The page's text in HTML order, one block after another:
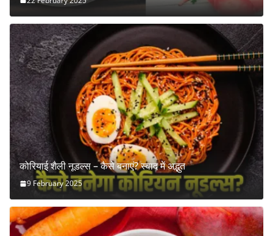
कोरियाई शैली नूडल्स – कैसे बनाएं? स्वाद में अद्भुत
9 February 2025